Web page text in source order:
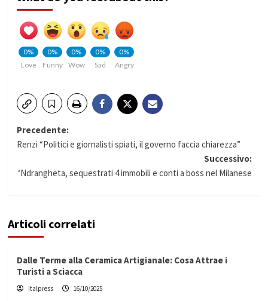
0%
Love
0%
Funny
0%
Wow
0%
Sad
0%
Angry
Navigazione
Precedente:
Renzi “Politici e giornalisti spiati, il governo faccia chiarezza”
Successivo:
‘Ndrangheta, sequestrati 4 immobili e conti a boss nel Milanese
Articoli correlati
Dalle Terme alla Ceramica Artigianale: Cosa Attrae i
Turisti a Sciacca
Italpress 16/10/2025